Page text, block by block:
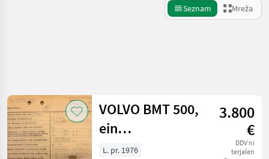
Seznam Mreža
Kategorija 4 Država Filtri
TRENUTNA
Ponastavi
Prikaži 3
VOLVO BMT 500,
ein
Bastlerprojekt
3.800
€
DDV ni
terjalen
L. pr. 1976